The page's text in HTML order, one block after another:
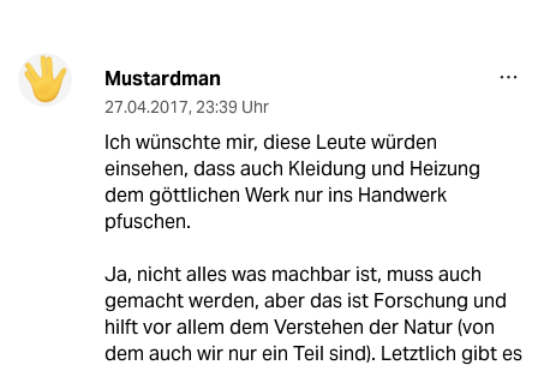
Mustardman
27.04.2017, 23:39 Uhr
Ich wünschte mir, diese Leute würden
einsehen, dass auch Kleidung und Heizung
dem göttlichen Werk nur ins Handwerk
pfuschen.
Ja, nicht alles was machbar ist, muss auch
gemacht werden, aber das ist Forschung und
hilft vor allem dem Verstehen der Natur (von
dem auch wir nur ein Teil sind). Letztlich gibt es